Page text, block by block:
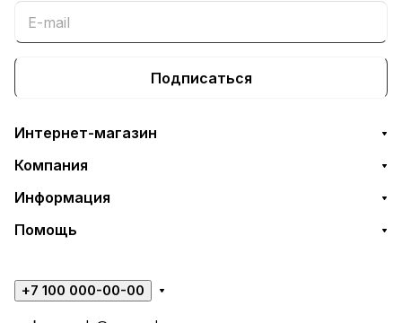
Подписаться
Интернет-магазин
Компания
Информация
Помощь
+7 100 000-00-00